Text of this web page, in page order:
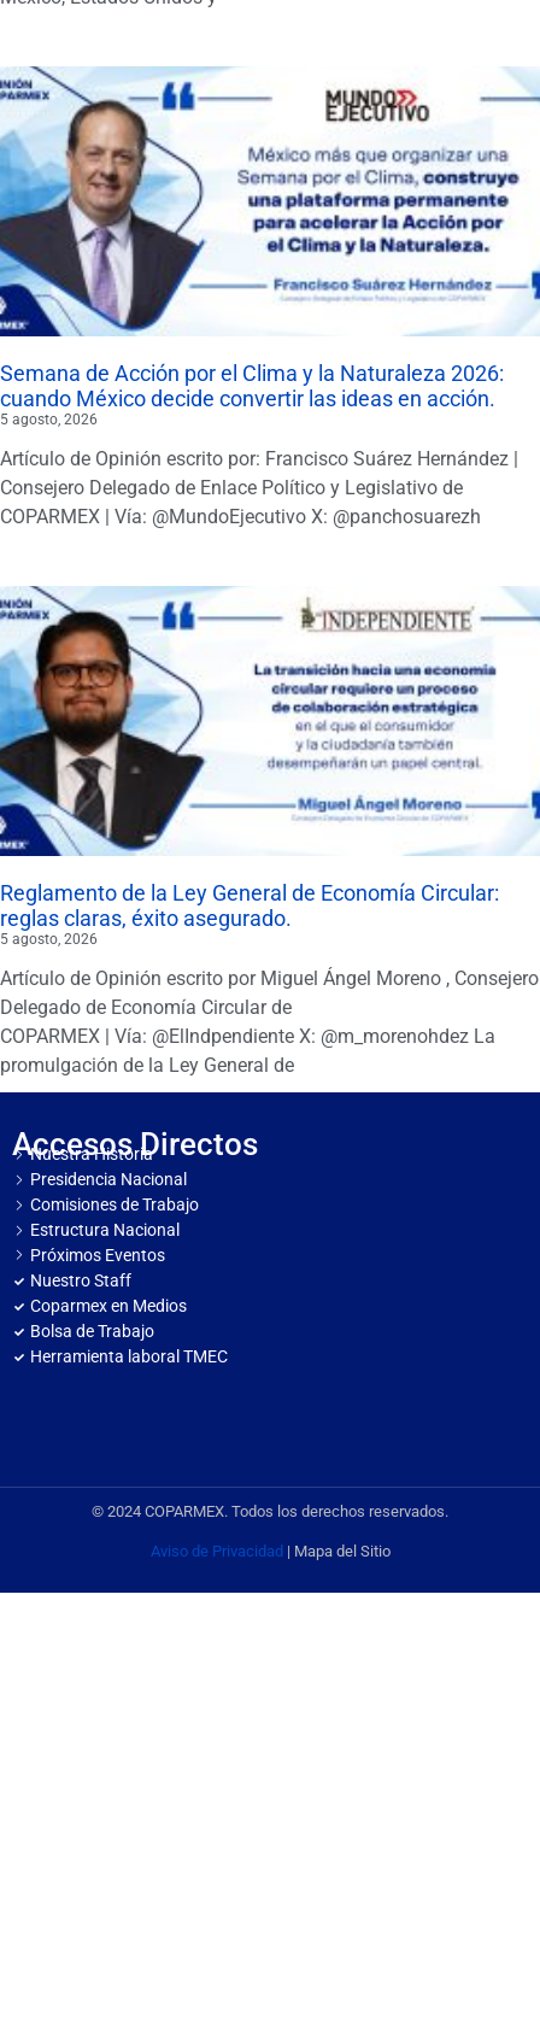
Semana de Acción por el Clima y la Naturaleza 2026:
cuando México decide convertir las ideas en acción.
5 agosto, 2026
Artículo de Opinión escrito por: Francisco Suárez Hernández |
Consejero Delegado de Enlace Político y Legislativo de
COPARMEX | Vía: @MundoEjecutivo X: @panchosuarezh
Reglamento de la Ley General de Economía Circular:
reglas claras, éxito asegurado.
5 agosto, 2026
Artículo de Opinión escrito por Miguel Ángel Moreno , Consejero
Delegado de Economía Circular de
COPARMEX | Vía: @ElIndpendiente X: @m_morenohdez La
promulgación de la Ley General de
Accesos Directos
Nuestra Historia
Presidencia Nacional
Comisiones de Trabajo
Estructura Nacional
Próximos Eventos
Nuestro Staff
Coparmex en Medios
Bolsa de Trabajo
Herramienta laboral TMEC
© 2024 COPARMEX. Todos los derechos reservados.
Aviso de Privacidad | Mapa del Sitio